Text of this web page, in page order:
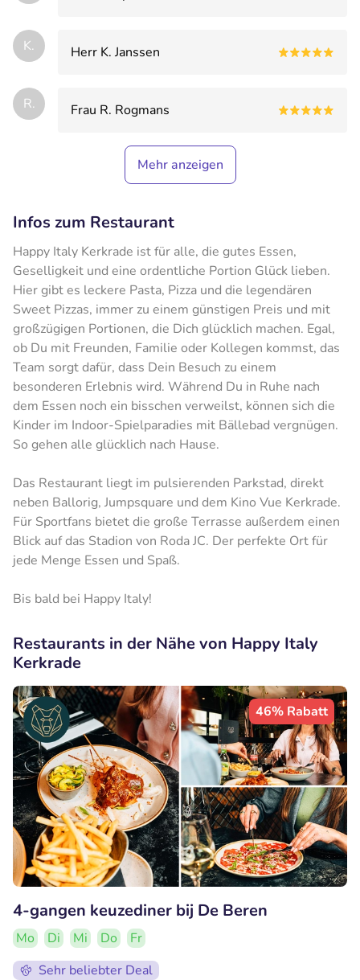
K. Herr K. Janssen
R. Frau R. Rogmans
Mehr anzeigen
Infos zum Restaurant
Happy Italy Kerkrade ist für alle, die gutes Essen,
Geselligkeit und eine ordentliche Portion Glück lieben.
Hier gibt es leckere Pasta, Pizza und die legendären
Sweet Pizzas, immer zu einem günstigen Preis und mit
großzügigen Portionen, die Dich glücklich machen. Egal,
ob Du mit Freunden, Familie oder Kollegen kommst, das
Team sorgt dafür, dass Dein Besuch zu einem
besonderen Erlebnis wird. Während Du in Ruhe nach
dem Essen noch ein bisschen verweilst, können sich die
Kinder im Indoor-Spielparadies mit Bällebad vergnügen.
So gehen alle glücklich nach Hause.
Das Restaurant liegt im pulsierenden Parkstad, direkt
neben Ballorig, Jumpsquare und dem Kino Vue Kerkrade.
Für Sportfans bietet die große Terrasse außerdem einen
Blick auf das Stadion von Roda JC. Der perfekte Ort für
jede Menge Essen und Spaß.
Bis bald bei Happy Italy!
Restaurants in der Nähe von Happy Italy
Kerkrade
46% Rabatt
4-gangen keuzediner bij De Beren
Mo Di Mi Do
Fr
Sehr beliebter Deal